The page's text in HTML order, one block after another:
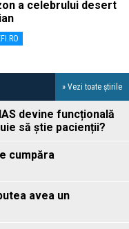
a celebrului desert
» Vezi toate știrile
devine funcțională
să știe pacienții?
cumpăra
avea un